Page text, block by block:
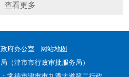
查看更多
政府办公室 网站地图
（津市市行政审批服务局）